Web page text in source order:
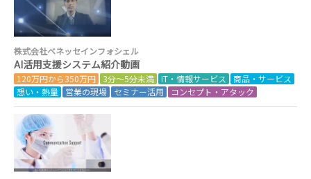
株式会社ベネッセインフォシェル
AI活用支援システム紹介動画
120万円から350万円 3分～5分未満 IT・情報サービス
商品・サービス
想い・熱量
営業の現場 セミナー活用 コンセプト・アタック